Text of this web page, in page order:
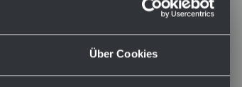
Über Cookies
Adatto
per:
WP1311